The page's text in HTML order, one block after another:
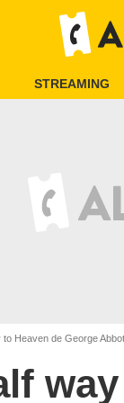
STREAMING
to Heaven de George